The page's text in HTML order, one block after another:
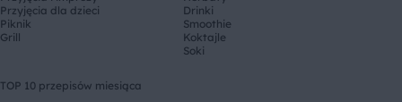
Przyjęcia dla dzieci
Piknik
Grill
Drinki
Smoothie
Koktajle
Soki
TOP 10 przepisów miesiąca